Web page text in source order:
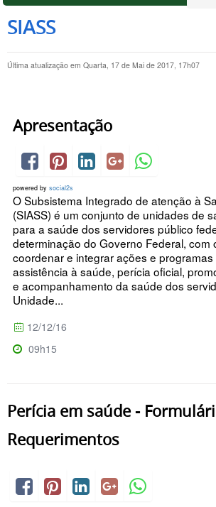
SIASS
Última atualização em Quarta, 17 de Mai de 2017, 17h07
Apresentação
powered by social2s
O Subsistema Integrado de atenção à
(SIASS) é um conjunto de unidades de
para a saúde dos servidores público
determinação do Governo Federal, com
coordenar e integrar ações e
assistência à saúde, perícia oficial,
e acompanhamento da saúde dos
Unidade...
12/12/16
09h15
Perícia em saúde -
Requerimentos